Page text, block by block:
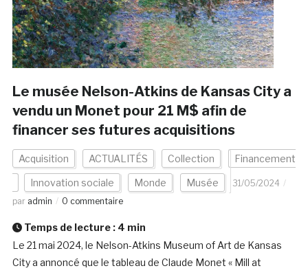
Le musée Nelson-Atkins de Kansas City a
vendu un Monet pour 21 M$ afin de
financer ses futures acquisitions
Acquisition ACTUALITÉS Collection Financement
Innovation sociale Monde Musée
31/05/2024
par admin 0 commentaire
Temps de lecture : 4 min
Le 21 mai 2024, le Nelson-Atkins Museum of Art de Kansas
City a annoncé que le tableau de Claude Monet « Mill at